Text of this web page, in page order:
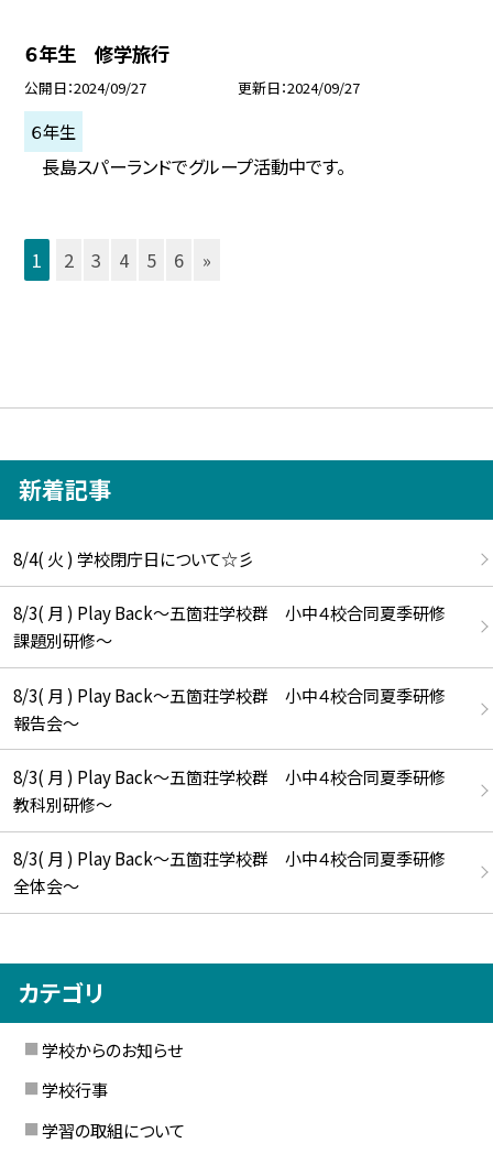
６年生 修学旅行
公開日 2024/09/27 更新日 2024/09/27
６年生
長島スパーランドでグループ活動中です。
1 2 3 4 5 6 »
新着記事
8/4( 火 ) 学校閉庁日について☆彡
8/3( 月 ) Play Back～五箇荘学校群 小中４校合同夏季研修
課題別研修～
8/3( 月 ) Play Back～五箇荘学校群 小中４校合同夏季研修
報告会～
8/3( 月 ) Play Back～五箇荘学校群 小中４校合同夏季研修
教科別研修～
8/3( 月 ) Play Back～五箇荘学校群 小中４校合同夏季研修
全体会～
カテゴリ
学校からのお知らせ
学校行事
学習の取組について